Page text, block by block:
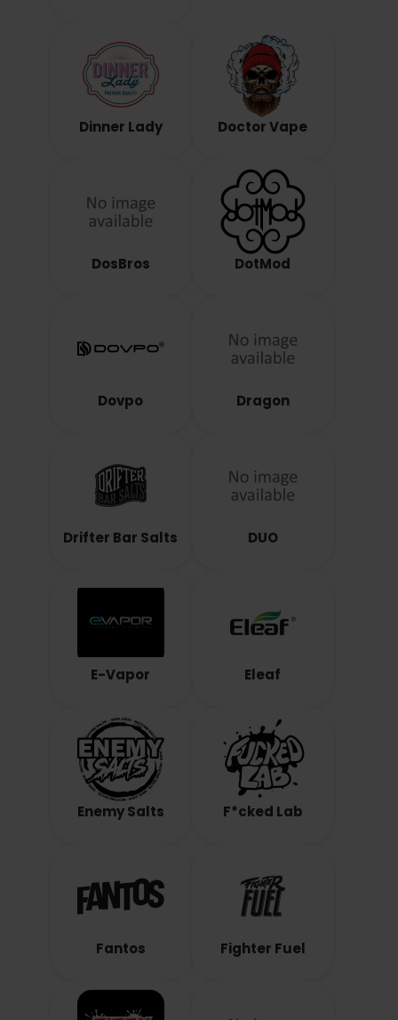
Dinner Lady Doctor Vape
DosBros DotMod
Dovpo Dragon
Drifter Bar Salts DUO
E-Vapor Eleaf
Enemy Salts F*cked Lab
Fantos Fighter Fuel